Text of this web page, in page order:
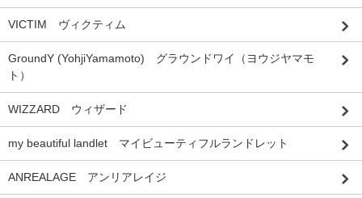
VICTIM ヴィクティム
GroundY (YohjiYamamoto) グラウンドワイ（ヨウジヤマモ
ト）
WIZZARD ウィザード
my beautiful landlet マイビューティフルランドレット
ANREALAGE アンリアレイジ